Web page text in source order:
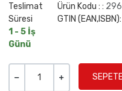
Teslimat
Süresi
1 - 5 İş
Günü
Ürün Kodu : :
GTIN (EAN,ISBN):